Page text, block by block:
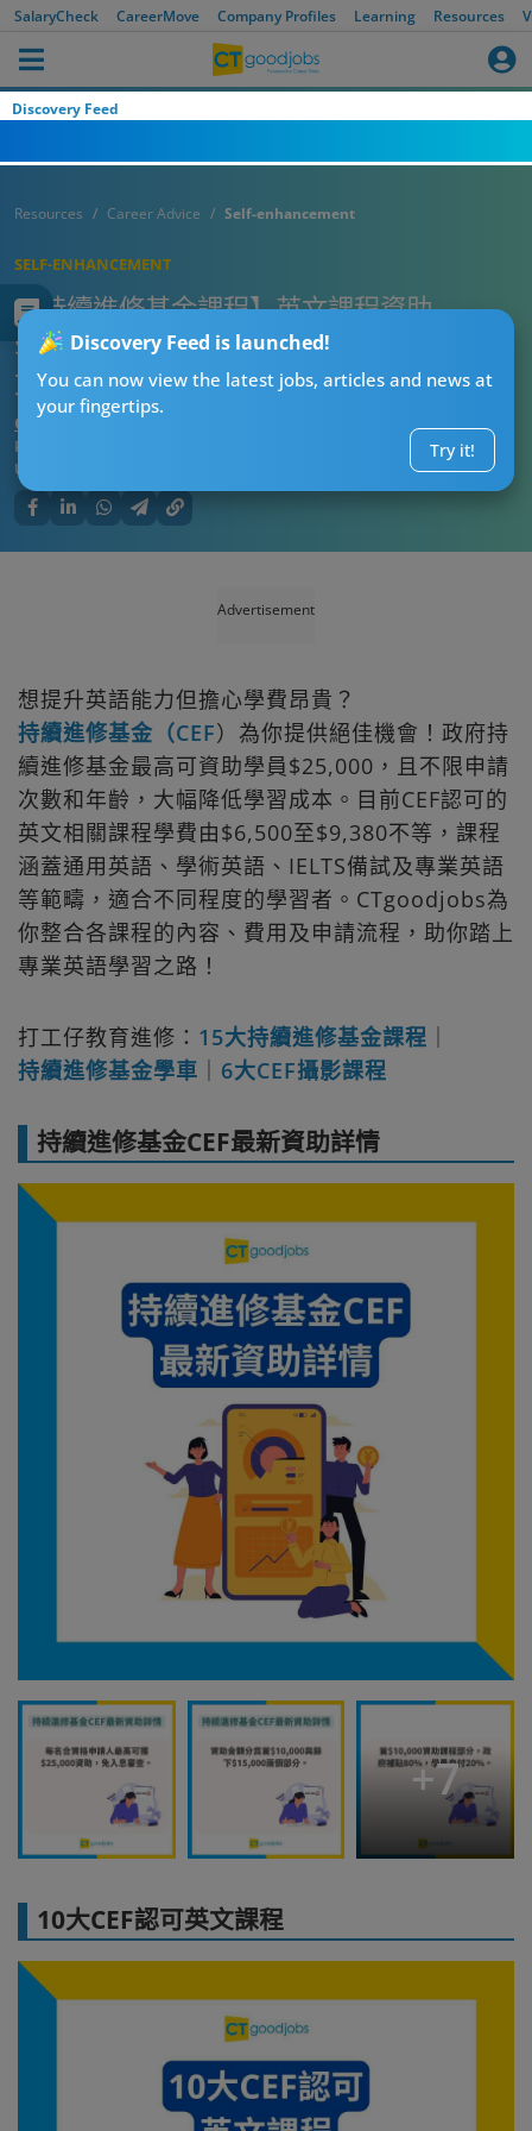
SalaryCheck CareerMove Company Profiles Learning Resources
Discovery Feed
Discovery Feed is launched!
You can now view the latest jobs, articles and news at
your fingertips.
Try it!
Resources Career Advice Self-enhancement
SELF-ENHANCEMENT
【持續進修基金課程】英文課程資助
$25,000！10大CEF課程/學費/報名方法一
文睇清
CT進修導師阿J
Published:
Updated:
Advertisement
想提升英語能力但擔心學費昂貴？
持續進修基金（CEF）為你提供絕佳機會！政府持
續進修基金最高可資助學員$25,000，且不限申請
次數和年齡，大幅降低學習成本。目前CEF認可的
英文相關課程學費由$6,500至$9,380不等，課程
涵蓋通用英語、學術英語、IELTS備試及專業英語
等範疇，適合不同程度的學習者。CTgoodjobs為
你整合各課程的內容、費用及申請流程，助你踏上
專業英語學習之路！
打工仔教育進修： 15大持續進修基金課程
持續進修基金學車
6大CEF攝影課程
持續進修基金CEF最新資助詳情
+7
10大CEF認可英文課程